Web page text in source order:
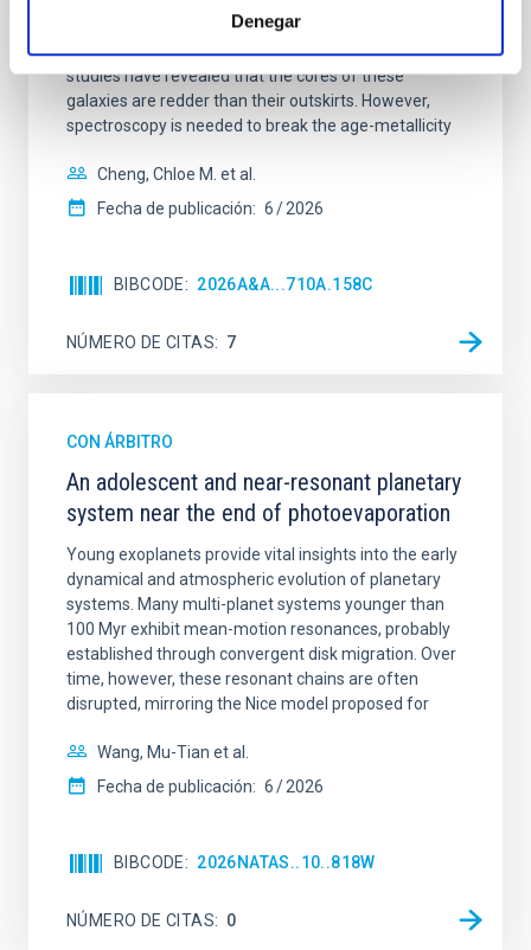
Denegar
insights into star-formation quenching and stellar
mass assembly mechanisms. Previous photometric
studies have revealed that the cores of these
galaxies are redder than their outskirts. However,
spectroscopy is needed to break the age-metallicity
Cheng, Chloe M. et al.
Fecha de publicación: 6 2026
BIBCODE 2026A&A...710A.158C
NÚMERO DE CITAS 7
CON ÁRBITRO
An adolescent and near-resonant planetary
system near the end of photoevaporation
Young exoplanets provide vital insights into the early
dynamical and atmospheric evolution of planetary
systems. Many multi-planet systems younger than
100 Myr exhibit mean-motion resonances, probably
established through convergent disk migration. Over
time, however, these resonant chains are often
disrupted, mirroring the Nice model proposed for
Wang, Mu-Tian et al.
Fecha de publicación: 6 2026
BIBCODE 2026NATAS..10..818W
NÚMERO DE CITAS 0